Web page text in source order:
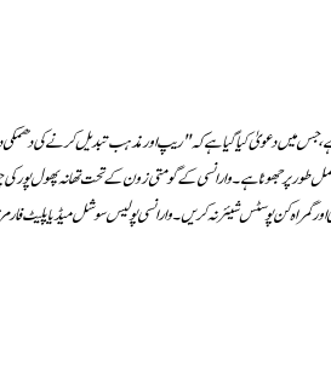
بابت پور کے کالی مندر سے 6 سر برآمد ہوئے۔” یہ دعویٰ مکمل طور پر جھوٹا ہے۔ وارانسی کے گومتی زون کے
گمراہ کن پوسٹس شیئر نہ کریں۔ وارانسی پولیس سوشل میڈیا پلیٹ